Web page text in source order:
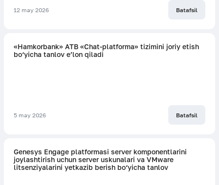
12 may 2026 Batafsil
«Hamkorbank» ATB «Chat-platforma» tizimini joriy etish
bo‘yicha tanlov e’lon qiladi
5 may 2026 Batafsil
Genesys Engage platformasi server komponentlarini
joylashtirish uchun server uskunalari va VMware
litsenziyalarini yetkazib berish bo‘yicha tanlov